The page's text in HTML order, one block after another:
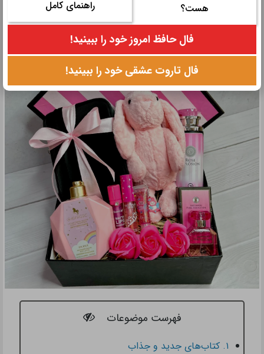
فهرست موضوعات
۱. کتاب‌های جدید و جذاب
هست؟
راهنمای کامل
فال حافظ امروز خود را ببینید!
فال تاروت عشقی خود را ببینید!